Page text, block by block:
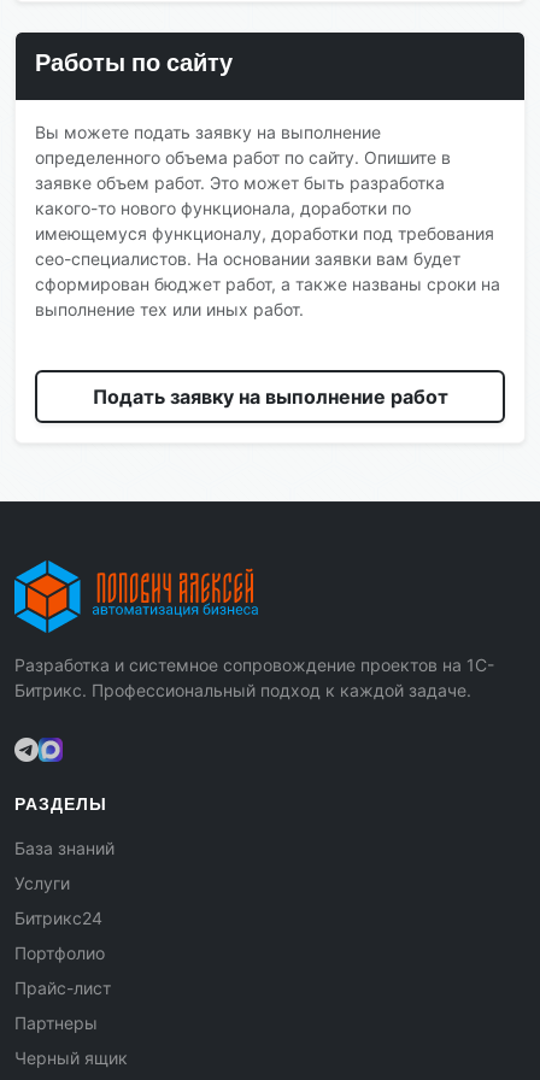
Работы по сайту
Вы можете подать заявку на выполнение
определенного объема работ по сайту. Опишите в
заявке объем работ. Это может быть разработка
какого-то нового функционала, доработки по
имеющемуся функционалу, доработки под требования
сео-специалистов. На основании заявки вам будет
сформирован бюджет работ, а также названы сроки на
выполнение тех или иных работ.
Подать заявку на выполнение работ
Разработка и системное сопровождение проектов на 1С-
Битрикс. Профессиональный подход к каждой задаче.
РАЗДЕЛЫ
База знаний
Услуги
Битрикс24
Портфолио
Прайс-лист
Партнеры
Черный ящик